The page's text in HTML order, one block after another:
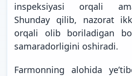
inspeksiyasi orqali
Shunday qilib, nazorat
orqali olib boriladigan
samaradorligini oshiradi.
Farmonning alohida